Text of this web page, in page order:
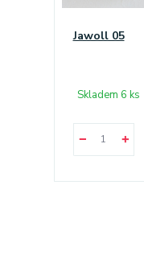
Jawoll 05
Skladem 6 ks